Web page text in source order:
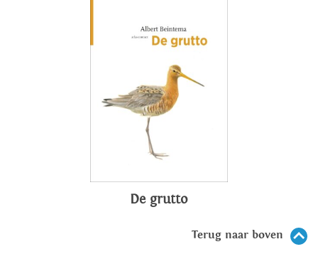
De grutto
Terug naar boven